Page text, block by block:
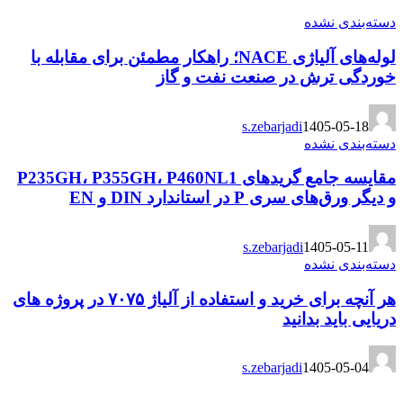
دسته‌بندی نشده
لوله‌های آلیاژی NACE؛ راهکار مطمئن برای مقابله با
خوردگی ترش در صنعت نفت و گاز
s.zebarjadi1405-05-18
دسته‌بندی نشده
مقایسه جامع گریدهای P235GH، P355GH، P460NL1
و دیگر ورق‌های سری P در استاندارد DIN و EN
s.zebarjadi1405-05-11
دسته‌بندی نشده
هر آنچه برای خرید و استفاده از آلیاژ ۷۰۷۵ در پروژه های
دریایی باید بدانید
s.zebarjadi1405-05-04